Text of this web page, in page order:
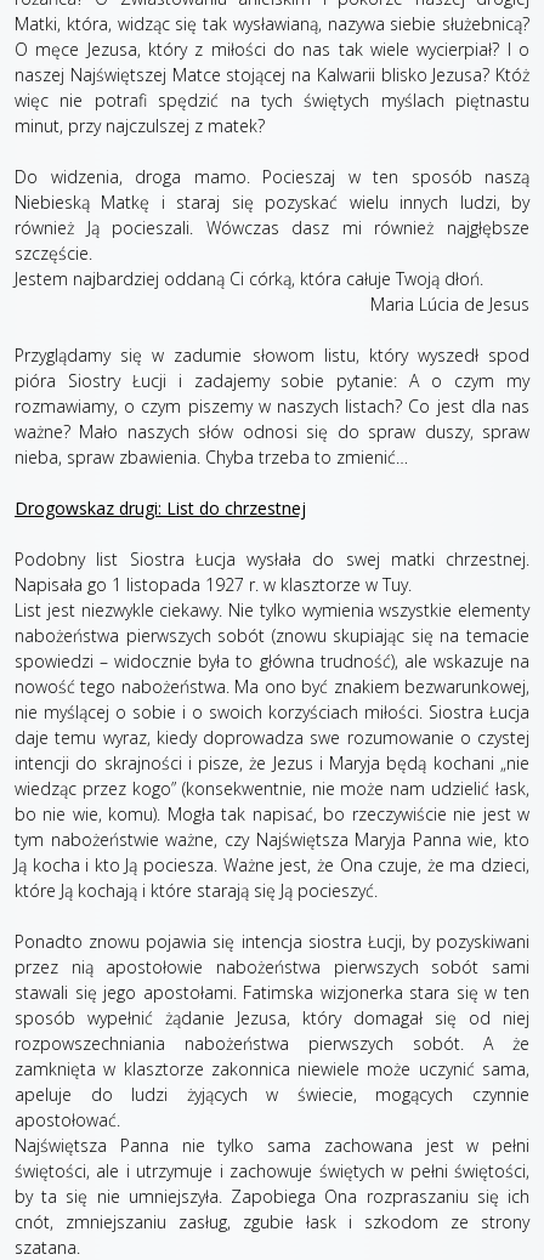
Matki, która, widząc się tak wysławianą, nazywa siebie służebnicą?
O męce Jezusa, który z miłości do nas tak wiele wycierpiał? I o
naszej Najświętszej Matce stojącej na Kalwarii blisko Jezusa? Któż
więc nie potrafi spędzić na tych świętych myślach piętnastu
minut, przy najczulszej z matek?
Do widzenia, droga mamo. Pocieszaj w ten sposób naszą
Niebieską Matkę i staraj się pozyskać wielu innych ludzi, by
również Ją pocieszali. Wówczas dasz mi również najgłębsze
szczęście.
Jestem najbardziej oddaną Ci córką, która całuje Twoją dłoń.
Maria Lúcia de Jesus
Przyglądamy się w zadumie słowom listu, który wyszedł spod
pióra Siostry Łucji i zadajemy sobie pytanie: A o czym my
rozmawiamy, o czym piszemy w naszych listach? Co jest dla nas
ważne? Mało naszych słów odnosi się do spraw duszy, spraw
nieba, spraw zbawienia. Chyba trzeba to zmienić…
Drogowskaz drugi: List do chrzestnej
Podobny list Siostra Łucja wysłała do swej matki chrzestnej.
Napisała go 1 listopada 1927 r. w klasztorze w Tuy.
List jest niezwykle ciekawy. Nie tylko wymienia wszystkie elementy
nabożeństwa pierwszych sobót (znowu skupiając się na temacie
spowiedzi – widocznie była to główna trudność), ale wskazuje na
nowość tego nabożeństwa. Ma ono być znakiem bezwarunkowej,
nie myślącej o sobie i o swoich korzyściach miłości. Siostra Łucja
daje temu wyraz, kiedy doprowadza swe rozumowanie o czystej
intencji do skrajności i pisze, że Jezus i Maryja będą kochani „nie
wiedząc przez kogo” (konsekwentnie, nie może nam udzielić łask,
bo nie wie, komu). Mogła tak napisać, bo rzeczywiście nie jest w
tym nabożeństwie ważne, czy Najświętsza Maryja Panna wie, kto
Ją kocha i kto Ją pociesza. Ważne jest, że Ona czuje, że ma dzieci,
które Ją kochają i które starają się Ją pocieszyć.
Ponadto znowu pojawia się intencja siostra Łucji, by pozyskiwani
przez nią apostołowie nabożeństwa pierwszych sobót sami
stawali się jego apostołami. Fatimska wizjonerka stara się w ten
sposób wypełnić żądanie Jezusa, który domagał się od niej
rozpowszechniania nabożeństwa pierwszych sobót. A że
zamknięta w klasztorze zakonnica niewiele może uczynić sama,
apeluje do ludzi żyjących w świecie, mogących czynnie
apostołować.
Najświętsza Panna nie tylko sama zachowana jest w pełni
świętości, ale i utrzymuje i zachowuje świętych w pełni świętości,
by ta się nie umniejszyła. Zapobiega Ona rozpraszaniu się ich
cnót, zmniejszaniu zasług, zgubie łask i szkodom ze strony
szatana.